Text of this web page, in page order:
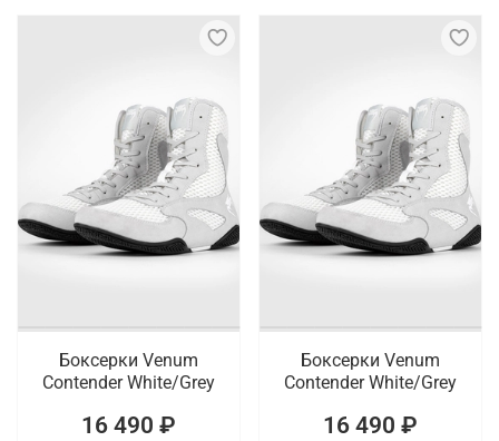
Боксерки Venum
Contender White/Grey
16 490 ₽
Боксерки Venum
Contender White/Grey
16 490 ₽